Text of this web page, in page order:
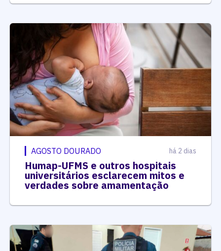
AGOSTO DOURADO há 2 dias
Humap-UFMS e outros hospitais
universitários esclarecem mitos e
verdades sobre amamentação